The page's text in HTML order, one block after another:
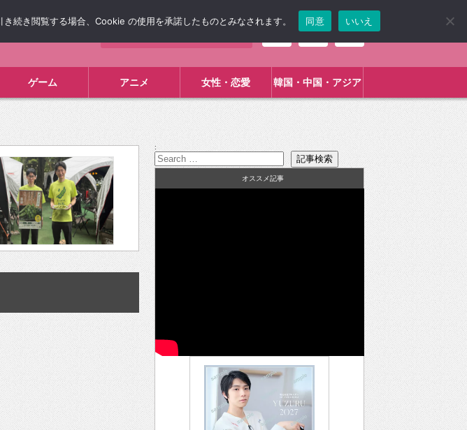
ゲーム アニメ 女性・恋愛 韓国・中国・アジア
:
オススメ記事
続き閲覧する場合、Cookie の使用を承諾したものとみなされます。 同意 いいえ